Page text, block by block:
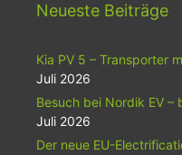
Neueste Beiträge
Kia PV 5 – Transporter
Juli 2026
Besuch bei Nordik EV
Juli 2026
Der neue EU-